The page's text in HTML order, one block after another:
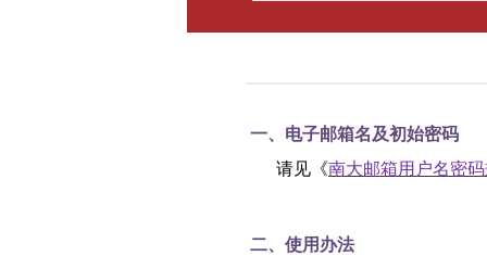
一、 电子邮箱名及初始密码
请见 《南大邮箱用户名密
二、使用办法